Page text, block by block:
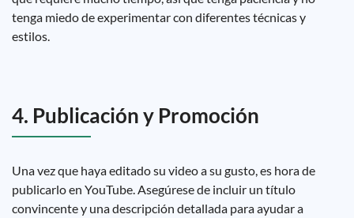
tenga miedo de experimentar con diferentes técnicas y
estilos.
4. Publicación y Promoción
Una vez que haya editado su video a su gusto, es hora de
publicarlo en YouTube. Asegúrese de incluir un título
convincente y una descripción detallada para ayudar a